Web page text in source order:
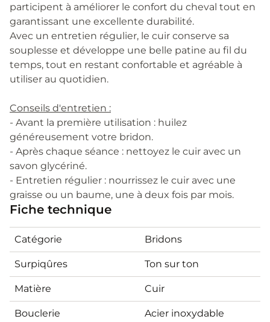
participent à améliorer le confort du cheval tout en
garantissant une excellente durabilité.
Avec un entretien régulier, le cuir conserve sa
souplesse et développe une belle patine au fil du
temps, tout en restant confortable et agréable à
utiliser au quotidien.
Conseils d'entretien :
- Avant la première utilisation : huilez
généreusement votre bridon.
- Après chaque séance : nettoyez le cuir avec un
savon glycériné.
- Entretien régulier : nourrissez le cuir avec une
graisse ou un baume, une à deux fois par mois.
Fiche technique
Catégorie Bridons
Surpiqûres Ton sur ton
Matière Cuir
Bouclerie Acier inoxydable